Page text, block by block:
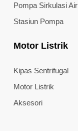
Pompa Sirkulasi Air
Stasiun Pompa
Motor Listrik
Kipas Sentrifugal
Motor Listrik
Aksesori